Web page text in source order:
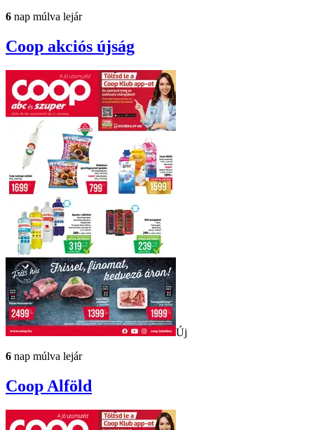
6 nap múlva lejár
Coop akciós újság
Új
6 nap múlva lejár
Coop Alföld